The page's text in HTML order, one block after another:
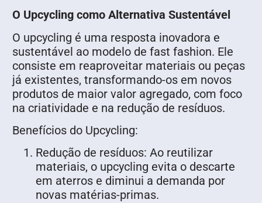
O Upcycling como Alternativa Sustentável
O upcycling é uma resposta inovadora e
sustentável ao modelo de fast fashion. Ele
consiste em reaproveitar materiais ou peças
já existentes, transformando-os em novos
produtos de maior valor agregado, com foco
na criatividade e na redução de resíduos.
Benefícios do Upcycling:
Redução de resíduos: Ao reutilizar
materiais, o upcycling evita o descarte
em aterros e diminui a demanda por
novas matérias-primas.